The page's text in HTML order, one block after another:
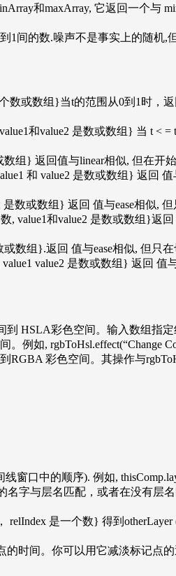
和maxArray, 它返回一个与
1间的数.噪声不是事实上的随
数或数组}当t的范围从0到1时，
和value2 是数或数组} 当 t <
数组} 返回值与linear相似, 但在
和 value2 是数或数组} 返
是数或数组} 返回 值与ease相似,
, value1和value2 是数或数组}
或数组}.返回 值与ease相似, 但只
value1 value2 是数或数组} 返回
到 HSLA彩色空间。输入数组指
如, rgbToHsl.effect(“Change
RGBA 彩色空间。其操作与
窗口中的顺序). 例如,
名字与层名匹配，或者在没有
relIndex 是一个数} 得到
时间。你可以用它减淡标记点